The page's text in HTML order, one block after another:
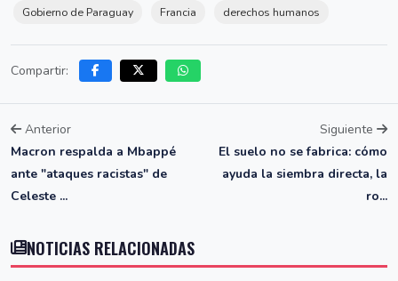
Gobierno de Paraguay
Francia derechos humanos
Compartir:
Anterior
Macron respalda a Mbappé
ante "ataques racistas" de
Celeste ...
Siguiente
El suelo no se fabrica: cómo
ayuda la siembra directa, la
ro...
NOTICIAS RELACIONADAS